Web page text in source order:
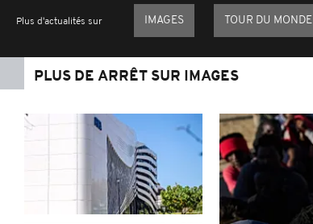
Plus d'actualités sur IMAGES TOUR DU MONDE
PLUS DE ARRÊT SUR IMAGES